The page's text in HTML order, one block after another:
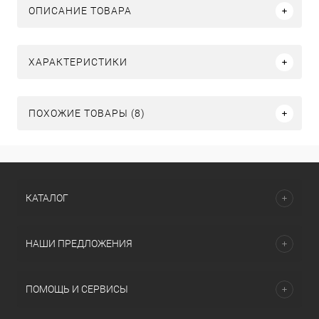
ОПИСАНИЕ ТОВАРА
ХАРАКТЕРИСТИКИ
ПОХОЖИЕ ТОВАРЫ (8)
КАТАЛОГ
НАШИ ПРЕДЛОЖЕНИЯ
ПОМОЩЬ И СЕРВИСЫ